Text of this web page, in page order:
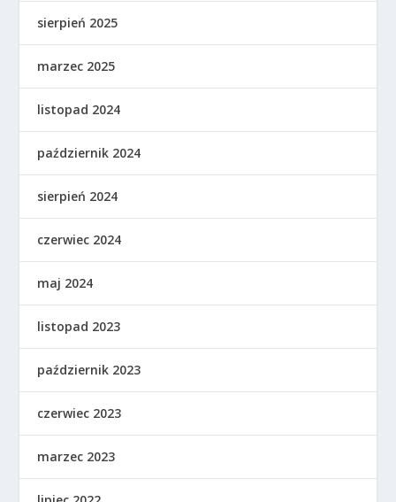
sierpień 2025
marzec 2025
listopad 2024
październik 2024
sierpień 2024
czerwiec 2024
maj 2024
listopad 2023
październik 2023
czerwiec 2023
marzec 2023